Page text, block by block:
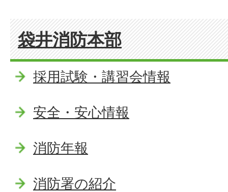
袋井消防本部
採用試験・講習会情報
安全・安心情報
消防年報
消防署の紹介